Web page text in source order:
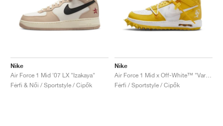
Nike
Air Force 1 Mid '07 LX "Izakaya"
Férfi & Női / Sportstyle / Cipők
Nike
Férfi / Sportstyle / Cipők